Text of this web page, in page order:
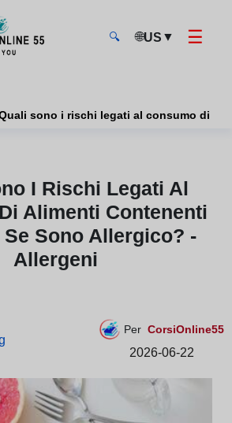
🔍 🌐US ▼ ☰
sono i rischi legati al consumo di
I Rischi Legati Al
Alimenti Contenenti
Sono Allergico? -
Allergeni
Per CorsiOnline55
2026-06-22